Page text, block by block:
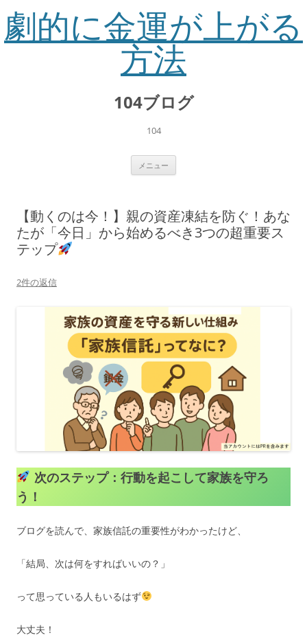
劇的に金運が上がる
方法
104ブログ
104
メニュー
【動くのは今！】親の資産凍結を防ぐ！あな
たが「今日」から始めるべき3つの超重要ス
テップ
2件の返信
次のステップ：行動を起こして家族を守ろ
う！
ブログを読んで、家族信託の重要性がわかったけど、
「結局、次は何をすればいいの？」
って思っている人もいるはず
大丈夫！